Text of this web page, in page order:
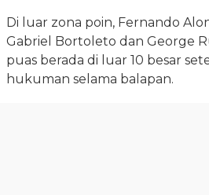
Di luar zona poin, Fernando
Gabriel Bortoleto dan George
puas berada di luar 10 besar
hukuman selama balapan.